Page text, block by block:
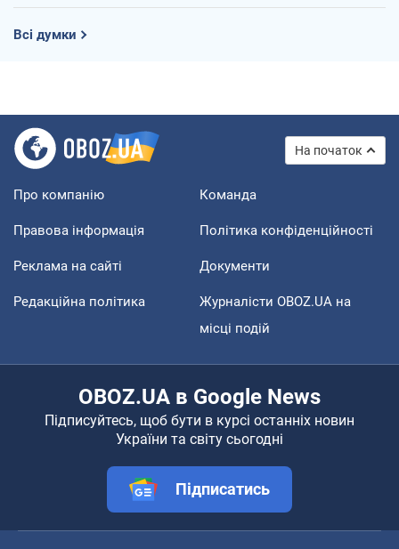
Всі думки
На початок
Про компанію Команда
Правова інформація Політика конфіденційності
Реклама на сайті Документи
Редакційна політика
Журналісти OBOZ.UA на
місці подій
OBOZ.UA в Google News
Підписуйтесь, щоб бути в курсі останніх новин
України та світу сьогодні
Підписатись